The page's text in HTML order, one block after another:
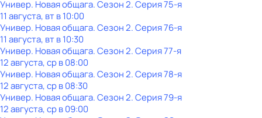
Универ. Новая общага. Сезон 2. Серия 75-я
11 августа, вт в 10:00
Универ. Новая общага. Сезон 2. Серия 76-я
11 августа, вт в 10:30
Универ. Новая общага. Сезон 2. Серия 77-я
12 августа, ср в 08:00
Универ. Новая общага. Сезон 2. Серия 78-я
12 августа, ср в 08:30
Универ. Новая общага. Сезон 2. Серия 79-я
12 августа, ср в 09:00